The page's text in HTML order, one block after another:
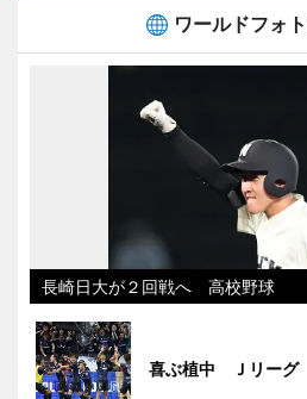
ワールドフォ
長崎日大が２回戦へ 高校野球
喜ぶ植中 Ｊリーグ